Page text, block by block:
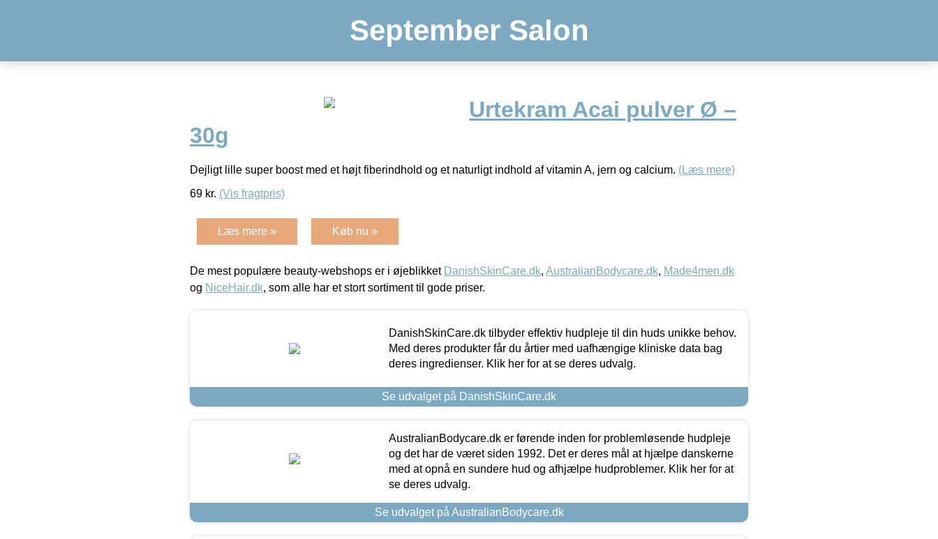
September Salon
Urtekram Acai pulver Ø –
30g
Dejligt lille super boost med et højt fiberindhold og et naturligt indhold af vitamin A, jern og calcium. (Læs mere)
69 kr. (Vis fragtpris)
Læs mere » Køb nu »
De mest populære beauty-webshops er i øjeblikket DanishSkinCare.dk, AustralianBodycare.dk, Made4men.dk
og NiceHair.dk, som alle har et stort sortiment til gode priser.
DanishSkinCare.dk tilbyder effektiv hudpleje til din huds unikke behov.
Med deres produkter får du årtier med uafhængige kliniske data bag
deres ingredienser. Klik her for at se deres udvalg.
Se udvalget på DanishSkinCare.dk
AustralianBodycare.dk er førende inden for problemløsende hudpleje
og det har de været siden 1992. Det er deres mål at hjælpe danskerne
med at opnå en sundere hud og afhjælpe hudproblemer. Klik her for at
se deres udvalg.
Se udvalget på AustralianBodycare.dk